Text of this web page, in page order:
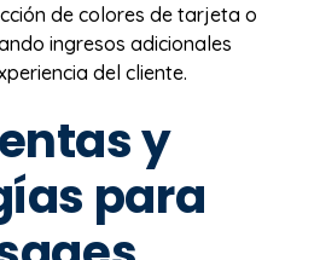
de colores de tarjeta o
ingresos adicionales
del cliente.
y
para